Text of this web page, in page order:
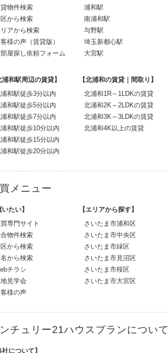
物件検索
から検索
アから検索
様の声（賃貸版）
屋探し依頼フォーム
浦和駅
南浦和駅
与野駅
埼玉新都心駅
大宮駅
浦和駅周辺の賃貸】
和駅徒歩3分以内
和駅徒歩5分以内
和駅徒歩7分以内
和駅徒歩10分以内
和駅徒歩15分以内
和駅徒歩20分以内
【北浦和の賃貸｜間取り】
北浦和1R～1LDKの賃貸
北浦和2K～2LDKの賃貸
北浦和3K～3LDKの賃貸
北浦和4K以上の賃貸
メニュー
いたい】
専門サイト
物件検索
から検索
から検索
チラシ
見学会
様の声
【エリアから探す】
さいたま市浦和区
さいたま市中央区
さいたま市緑区
さいたま市見沼区
さいたま市桜区
さいたま市大宮区
チュリー21ハウスプランについて
社について】